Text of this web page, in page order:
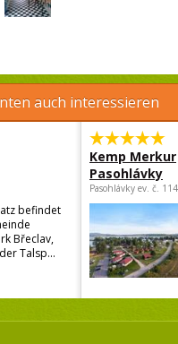
auch interessieren
befindet
Břeclav,
Talsp...
Kemp Merkur
Pasohlávky
Pasohlávky ev. č.